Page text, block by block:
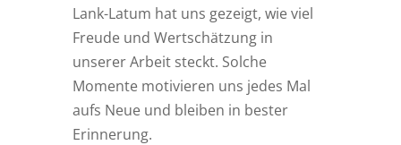
Lank-Latum hat uns gezeigt, wie viel
Freude und Wertschätzung in
unserer Arbeit steckt. Solche
Momente motivieren uns jedes Mal
aufs Neue und bleiben in bester
Erinnerung.